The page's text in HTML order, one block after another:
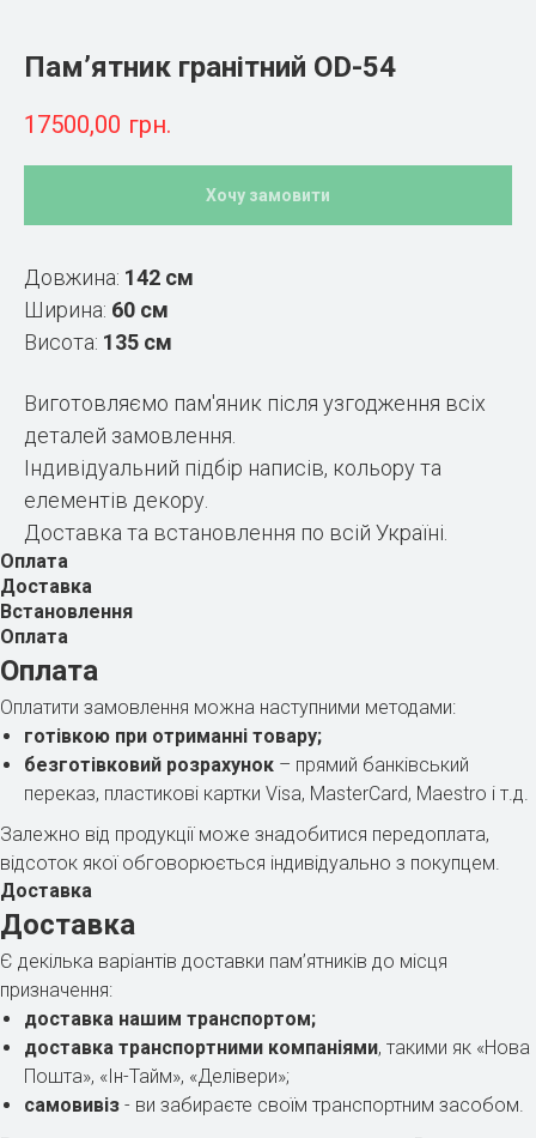
Пам’ятник гранітний OD-54
17500,00 грн.
Хочу замовити
Довжина: 142 см
Ширина: 60 см
Висота: 135 см
Виготовляємо пам'яник після узгодження всіх
деталей замовлення.
Індивідуальний підбір написів, кольору та
елементів декору.
Доставка та встановлення по всій Україні.
Оплата
Доставка
Встановлення
Оплата
Оплата
Оплатити замовлення можна наступними методами:
готівкою при отриманні товару;
безготівковий розрахунок – прямий банківський
переказ, пластикові картки Visa, MasterCard, Maestro і т.д.
Залежно від продукції може знадобитися передоплата,
відсоток якої обговорюється індивідуально з покупцем.
Доставка
Доставка
Є декілька варіантів доставки пам’ятників до місця
призначення:
доставка нашим транспортом;
доставка транспортними компаніями, такими як «Нова
Пошта», «Ін-Тайм», «Делівери»;
самовивіз - ви забираєте своїм транспортним засобом.